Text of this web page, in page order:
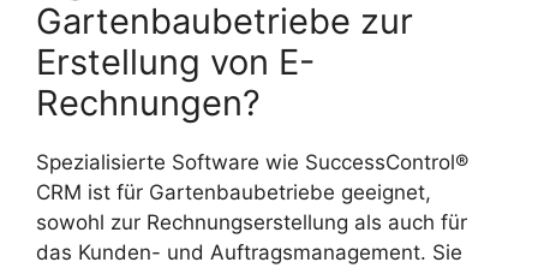
Gartenbaubetriebe zur
Erstellung von E-
Rechnungen?
Spezialisierte Software wie SuccessControl®
CRM ist für Gartenbaubetriebe geeignet,
sowohl zur Rechnungserstellung als auch für
das Kunden- und Auftragsmanagement. Sie